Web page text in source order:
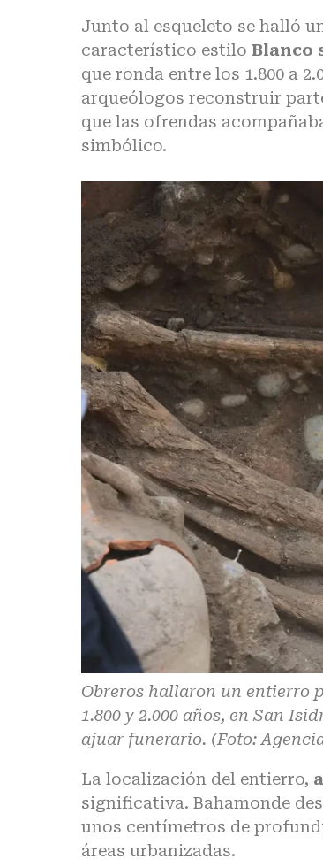
Junto al esqueleto se halló
característico estilo Blanco
que ronda entre los 1.800 a
arqueólogos reconstruir
que las ofrendas
simbólico.
Obreros hallaron un entierro
1.800 y 2.000 años, en San
ajuar funerario. (Foto:
La localización del entierro,
significativa. Bahamonde
unos centímetros de
áreas urbanizadas.